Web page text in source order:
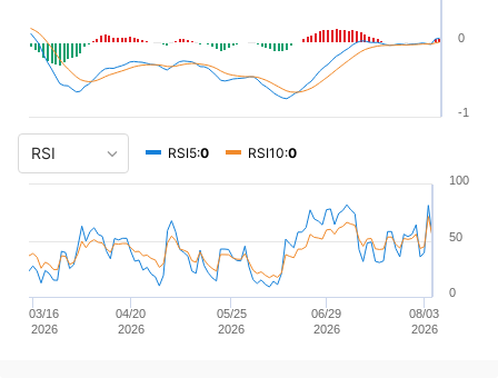
-1
0
RSI5:0 RSI10:0
08/03
2026
03/16
2026
04/20
2026
05/25
2026
06/29
2026
0
50
100